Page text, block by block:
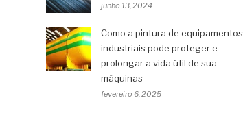
junho 13, 2024
Como a pintura de equipamentos
industriais pode proteger e
prolongar a vida útil de sua
máquinas
fevereiro 6, 2025